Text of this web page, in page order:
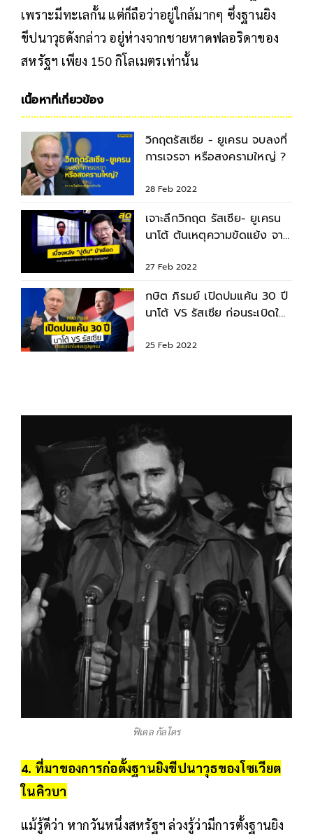
เพราะมีทะเลกั้น แต่ก็ถือว่าอยู่ใกล้มากๆ ซึ่งฐานยิง
ขีปนาวุธดังกล่าว อยู่ห่างจากชายหาดฟลอริดาของ
สหรัฐฯ เพียง 150 กิโลเมตรเท่านั้น
เนื้อหาที่เกี่ยวข้อง
วิกฤตรัสเซีย - ยูเครน จบลงที่
การเจรจา หรือสงครามใหญ่ ?
28 Feb 2022
เจาะลึกวิกฤต รัสเซีย- ยูเครน
นาโต้ ต้นเหตุความขัดแย้ง จาก
27 Feb 2022
กษิต ภิรมย์ เปิดปมแค้น 30 ปี
นาโต้ VS รัสเซีย ก่อนระเบิดใน
25 Feb 2022
ฟิเดล กัลโตร
4. ที่มาของการก่อตั้งฐานยิงขีปนาวุธของโซเวียต
ในคิวบา
แม้รู้ดีว่า หากวันหนึ่งสหรัฐฯ ล่วงรู้ว่ามีการตั้งฐานยิง